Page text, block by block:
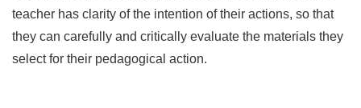
teacher has clarity of the intention of their actions, so that
they can carefully and critically evaluate the materials they
select for their pedagogical action.